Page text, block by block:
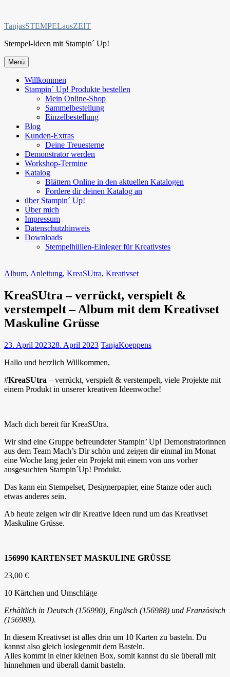
springen
TanjasSTEMPELausZEIT
Stempel-Ideen mit Stampin´ Up!
Menü
Willkommen
Stampin´ Up! Produkte bestellen
Mein Online-Shop
Sammelbestellung
Einzelbestellung
Blog
Kunden-Extras
Deine Treuesterne
Demonstrator werden
Workshop-Termine
Katalog
Blättern Online in den aktuellen Katalogen
Fordere dir deinen Katalog an
über Stampin´ Up!
Über mich
Impressum
Datenschutzhinweis
Downloads
Stempelhüllen-Einleger für Kreativstes
Album, Anleitung, KreaSUtra, Kreativset
KreaSUtra – verrückt, verspielt &
verstempelt – Album mit dem Kreativset
Maskuline Grüsse
23. April 202328. April 2023 TanjaKoeppens
Hallo und herzlich Willkommen,
#KreaSUtra – verrückt, verspielt & verstempelt, viele Projekte mit
einem Produkt in unserer kreativen Ideenwoche!
Mach dich bereit für KreaSUtra.
Wir sind eine Gruppe befreundeter Stampin’ Up! Demonstratorinnen
aus dem Team Mach’s Dir schön und zeigen dir einmal im Monat
eine Woche lang jeder ein Projekt mit einem von uns vorher
ausgesuchten Stampin´Up! Produkt.
Das kann ein Stempelset, Designerpapier, eine Stanze oder auch
etwas anderes sein.
Ab heute zeigen wir dir Kreative Ideen rund um das Kreativset
Maskuline Grüsse.
156990 KARTENSET MASKULINE GRÜSSE
23,00 €
10 Kärtchen und Umschläge
Erhältlich in Deutsch (156990), Englisch (156988) und Französisch
(156989).
In diesem Kreativset ist alles drin um 10 Karten zu basteln. Du
kannst also gleich loslegenmit dem Basteln.
Alles kommt in einer kleinen Box, somit kannst du sie überall mit
hinnehmen und überall damit basteln.